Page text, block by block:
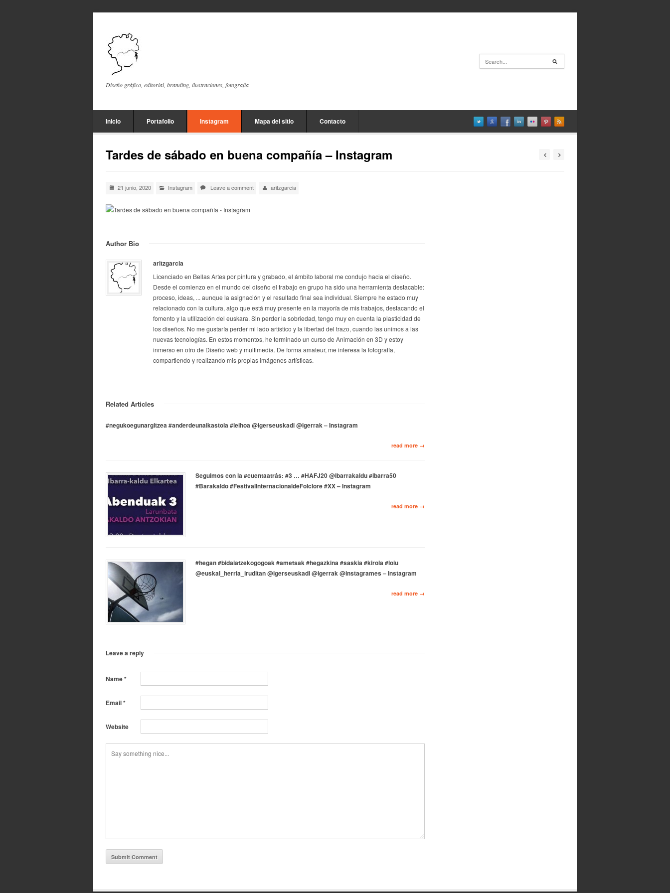
Diseño gráfico, editorial, branding, ilustraciones, fotografía
Inicio Portafolio Instagram Mapa del sitio Contacto
Tardes de sábado en buena compañía – Instagram
21 junio, 2020 Instagram Leave a comment aritzgarcia
Author Bio
aritzgarcia
Licenciado en Bellas Artes por pintura y grabado, el ámbito laboral me condujo hacia el diseño.
Desde el comienzo en el mundo del diseño el trabajo en grupo ha sido una herramienta destacable:
proceso, ideas, ... aunque la asignación y el resultado final sea individual. Siempre he estado muy
relacionado con la cultura, algo que está muy presente en la mayoría de mis trabajos, destacando el
fomento y la utilización del euskara. Sin perder la sobriedad, tengo muy en cuenta la plasticidad de
los diseños. No me gustaría perder mi lado artístico y la libertad del trazo, cuando las unimos a las
nuevas tecnologías. En estos momentos, he terminado un curso de Animación en 3D y estoy
inmerso en otro de Diseño web y multimedia. De forma amateur, me interesa la fotografía,
compartiendo y realizando mis propias imágenes artísticas.
Related Articles
#negukoegunargitzea #anderdeunaikastola #leihoa @igerseuskadi @igerrak – Instagram
read more →
Seguimos con la #cuentaatrás: #3 … #HAFJ20 @ibarrakaldu #ibarra50
#Barakaldo #FestivalInternacionaldeFolclore #XX – Instagram
read more →
#hegan #bidaiatzekogogoak #ametsak #hegazkina #saskia #kirola #loiu
@euskal_herria_iruditan @igerseuskadi @igerrak @instagrames – Instagram
read more →
Leave a reply
Name*
Email*
Website